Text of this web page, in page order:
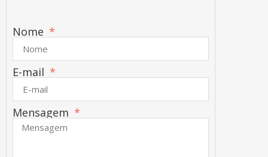
Nome
E-mail
Mensagem